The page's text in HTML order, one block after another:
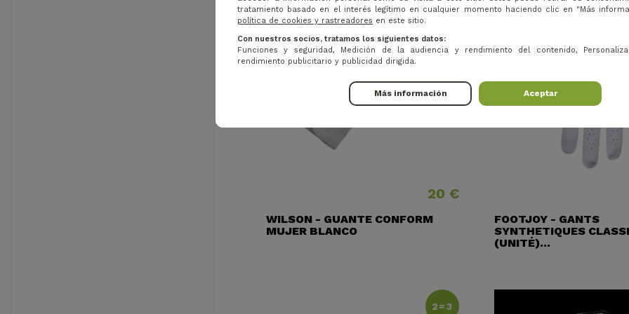
Precio
20 €
WILSON - GUANTE CONFORM
MUJER BLANCO
FOOTJOY - GANTS
SYNTHETIQUES
(UNITÉ)...
2=3
tratamiento basado en el interés legítimo en cualquier momento haciendo clic en "Más
política de cookies y rastreadores en este sitio.
Con nuestros socios, tratamos los siguientes datos:
Funciones y seguridad, Medición de la audiencia y rendimiento del contenido,
rendimiento publicitario y publicidad dirigida.
Más información Aceptar